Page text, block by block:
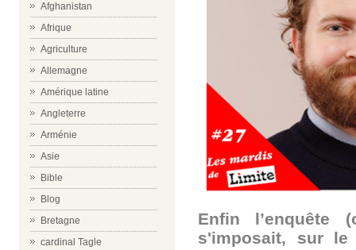
Afghanistan
Afrique
Agriculture
Allemagne
Amérique latine
Angleterre
Arménie
Asie
Bible
Blog
Bretagne
cardinal Tagle
Enfin l’enquête
s'imposait, sur